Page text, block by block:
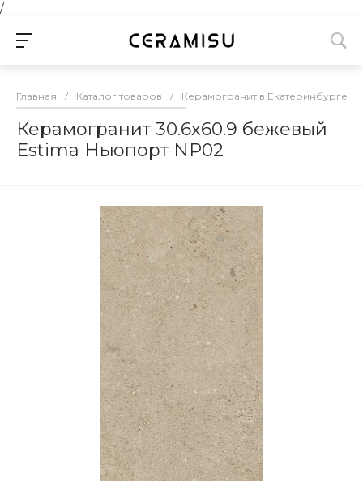
/
Главная / Каталог товаров / Керамогранит в Екатеринбурге
Керамогранит 30.6x60.9 бежевый
Estima Ньюпорт NP02